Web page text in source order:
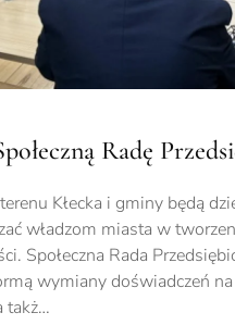
Radę
Kłecka i gminy będą
władzom miasta w
Społeczna Rada
wymiany doświadczeń
takż…